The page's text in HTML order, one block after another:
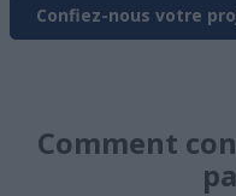
Confiez-nous votre
Comment